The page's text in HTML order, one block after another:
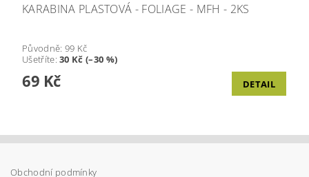
KARABINA PLASTOVÁ - FOLIAGE - MFH - 2KS
Původně: 99 Kč
Ušetříte:30 Kč (–30 %)
69 Kč DETAIL
Obchodní podmínky